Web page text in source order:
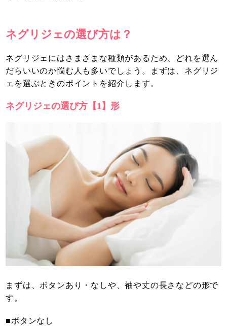
ネグリジェの選び方は？
ネグリジェにはさまざまな種類があるため、どれを選ん
だらいいのか悩む人も多いでしょう。まずは、ネグリジ
ェを選ぶときのポイントを紹介します。
ネグリジェの選び方【1】形
まずは、ボタンあり・なしや、袖や丈の長さなどの形で
す。
■ボタンなし